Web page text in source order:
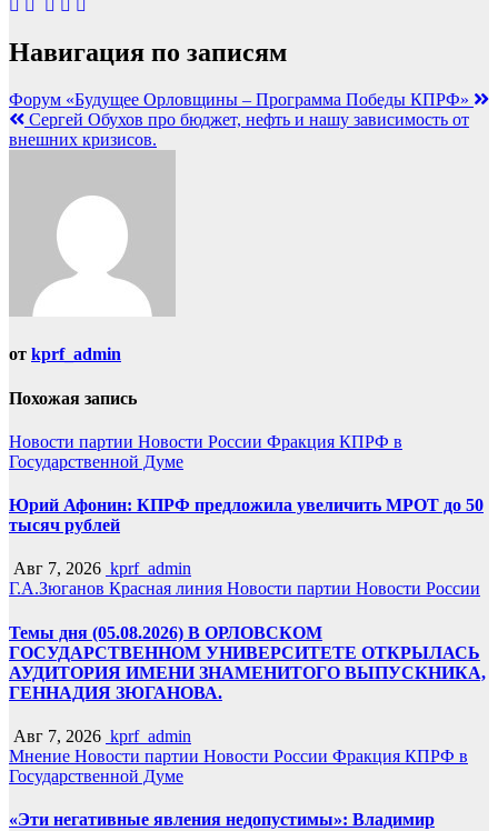
Навигация по записям
Форум «Будущее Орловщины – Программа Победы КПРФ»
Сергей Обухов про бюджет, нефть и нашу зависимость от
внешних кризисов.
от kprf_admin
Похожая запись
Новости партии Новости России Фракция КПРФ в
Государственной Думе
Юрий Афонин: КПРФ предложила увеличить МРОТ до 50
тысяч рублей
Авг 7, 2026 kprf_admin
Г.А.Зюганов Красная линия Новости партии Новости России
Темы дня (05.08.2026) В ОРЛОВСКОМ
ГОСУДАРСТВЕННОМ УНИВЕРСИТЕТЕ ОТКРЫЛАСЬ
АУДИТОРИЯ ИМЕНИ ЗНАМЕНИТОГО ВЫПУСКНИКА,
ГЕННАДИЯ ЗЮГАНОВА.
Авг 7, 2026 kprf_admin
Мнение Новости партии Новости России Фракция КПРФ в
Государственной Думе
«Эти негативные явления недопустимы»: Владимир